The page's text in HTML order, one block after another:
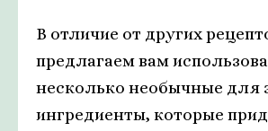
В отличие от других
предлагаем вам
несколько необычные для
ингредиенты, которые